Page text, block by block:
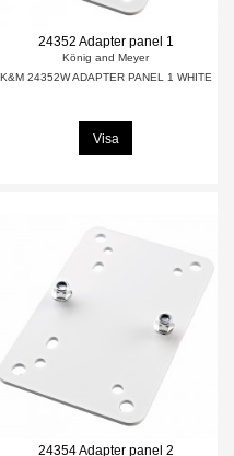
24352 Adapter panel 1
König and Meyer
K&M 24352W ADAPTER PANEL 1 WHITE
Visa
24354 Adapter panel 2